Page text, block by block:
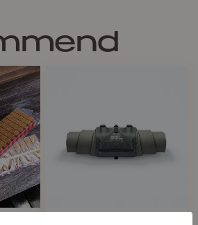
ットがあり、歯ブラシや薬、応急処
ます。
装着すると、ザックや自転車などへ